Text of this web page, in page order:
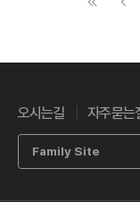
오시는길 자주묻는
Family Site